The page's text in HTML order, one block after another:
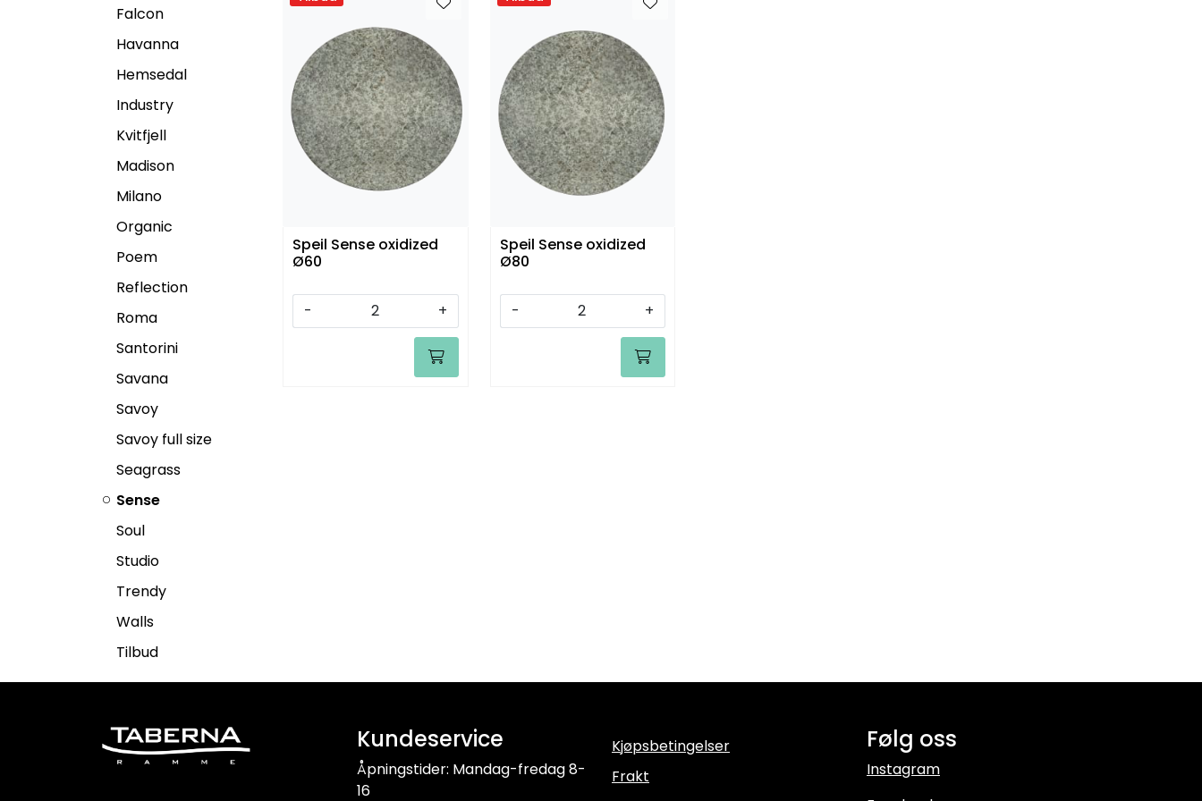
Falcon
Havanna
Hemsedal
Industry
Kvitfjell
Madison
Milano
Organic
Poem
Reflection
Roma
Santorini
Savana
Savoy
Savoy full size
Seagrass
Sense
Soul
Studio
Trendy
Walls
Tilbud
Speil Sense oxidized
Ø60
- +
Speil Sense oxidized
Ø80
- +
Kundeservice
Åpningstider: Mandag-fredag 8-
16
Kjøpsbetingelser
Frakt
Følg oss
Instagram